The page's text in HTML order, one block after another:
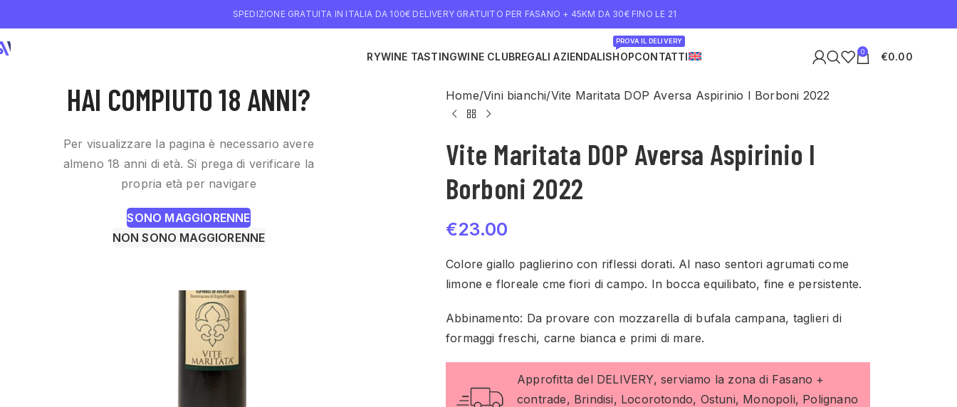
HAI COMPIUTO 18 ANNI?
Per visualizzare la pagina è necessario avere
almeno 18 anni di età. Si prega di verificare la
propria età per navigare
SONO MAGGIORENNE
NON SONO MAGGIORENNE
SPEDIZIONE GRATUITA IN ITALIA DA 100€ DELIVERY GRATUITO PER FASANO + 45KM DA 30€ FINO LE 21
WINE DELIVERYWINE TASTINGWINE CLUBREGALI AZIENDALISHOP
PROVA IL DELIVERY
CONTATTI 0 €0.00
Home Vini bianchi Vite Maritata DOP Aversa Aspirinio I Borboni 2022
Vite Maritata DOP Aversa Aspirinio I
Borboni 2022
€23.00
Colore giallo paglierino con riflessi dorati. Al naso sentori agrumati come
limone e floreale cme fiori di campo. In bocca equilibato, fine e persistente.
Abbinamento: Da provare con mozzarella di bufala campana, taglieri di
formaggi freschi, carne bianca e primi di mare.
Approfitta del DELIVERY, serviamo la zona di Fasano +
contrade, Brindisi, Locorotondo, Ostuni, Monopoli, Polignano